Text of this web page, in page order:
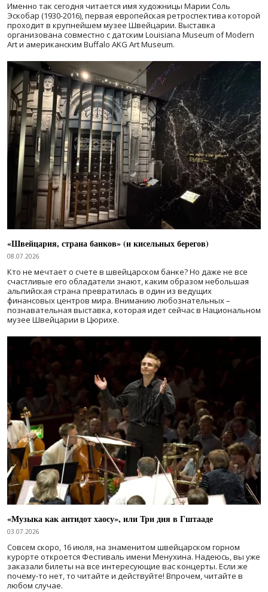
Именно так сегодня читается имя художницы Марии Соль
Эскобар (1930-2016), первая европейская ретроспектива которой
проходит в крупнейшем музее Швейцарии. Выставка
организована совместно с датским Louisiana Museum of Modern
Art и американским Buffalo AKG Art Museum.
«Швейцария, страна банков» (и кисельных берегов)
08.07.2026
Кто не мечтает о счете в швейцарском банке? Но даже не все
счастливые его обладатели знают, каким образом небольшая
альпийская страна превратилась в один из ведущих
финансовых центров мира. Вниманию любознательных –
познавательная выставка, которая идет сейчас в Национальном
музее Швейцарии в Цюрихе.
«Музыка как антидот хаосу», или Три дня в Гштааде
03.07.2026
Совсем скоро, 16 июля, на знаменитом швейцарском горном
курорте откроется Фестиваль имени Менухина. Надеюсь, вы уже
заказали билеты на все интересующие вас концерты. Если же
почему-то нет, то читайте и действуйте! Впрочем, читайте в
любом случае.